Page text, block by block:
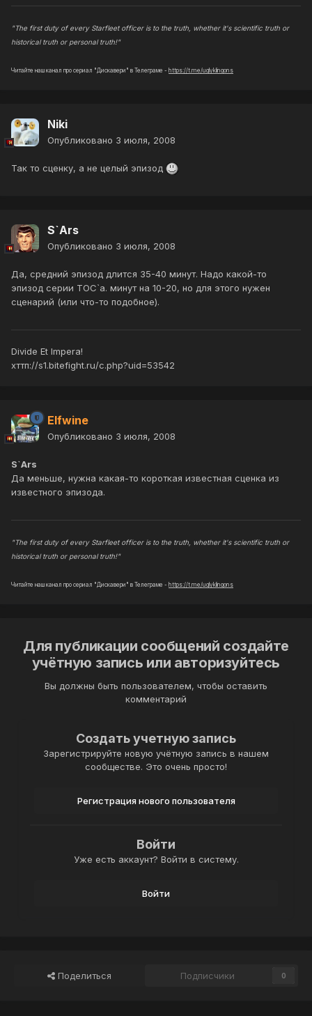
"The first duty of every Starfleet officer is to the truth, whether it's scientific truth or
historical truth or personal truth!"
Читайте наш канал про сериал "Дискавери" в Телеграме - https://t.me/uglyklingons
Niki
Опубликовано 3 июля, 2008
Так то сценку, а не целый эпизод
S`Ars
Опубликовано 3 июля, 2008
Да, средний эпизод длится 35-40 минут. Надо какой-то
эпизод серии ТОС`а. минут на 10-20, но для этого нужен
сценарий (или что-то подобное).
Divide Et Impera!
хттп://s1.bitefight.ru/c.php?uid=53542
Elfwine
Опубликовано 3 июля, 2008
S`Ars
Да меньше, нужна какая-то короткая известная сценка из
известного эпизода.
"The first duty of every Starfleet officer is to the truth, whether it's scientific truth or
historical truth or personal truth!"
Читайте наш канал про сериал "Дискавери" в Телеграме - https://t.me/uglyklingons
Для публикации сообщений создайте
учётную запись или авторизуйтесь
Вы должны быть пользователем, чтобы оставить
комментарий
Создать учетную запись
Зарегистрируйте новую учётную запись в нашем
сообществе. Это очень просто!
Регистрация нового пользователя
Войти
Уже есть аккаунт? Войти в систему.
Войти
Поделиться Подписчики 0